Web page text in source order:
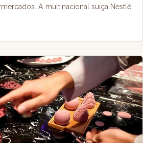
A multinacional suíça Nestlé